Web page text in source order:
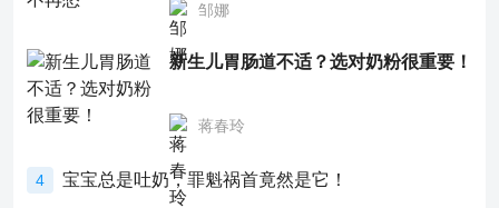
邹娜
新生儿胃肠道不适？选对奶粉很重要！
蒋春玲
4 宝宝总是吐奶，罪魁祸首竟然是它！